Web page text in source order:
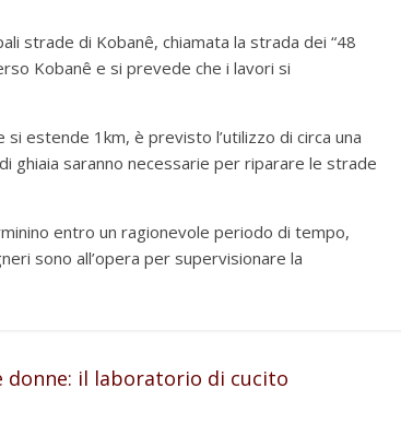
strade di Kobanê, chiamata la strada dei “48
Kobanê e si prevede che i lavori si
estende 1km, è previsto l’utilizzo di circa una
ghiaia saranno necessarie per riparare le strade
entro un ragionevole periodo di tempo,
sono all’opera per supervisionare la
donne: il laboratorio di cucito